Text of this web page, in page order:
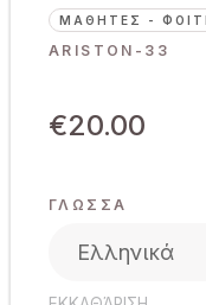
ΜΑΘΗΤΈΣ -
ARISTON-33
€20.00
ΓΛΏΣΣΑ